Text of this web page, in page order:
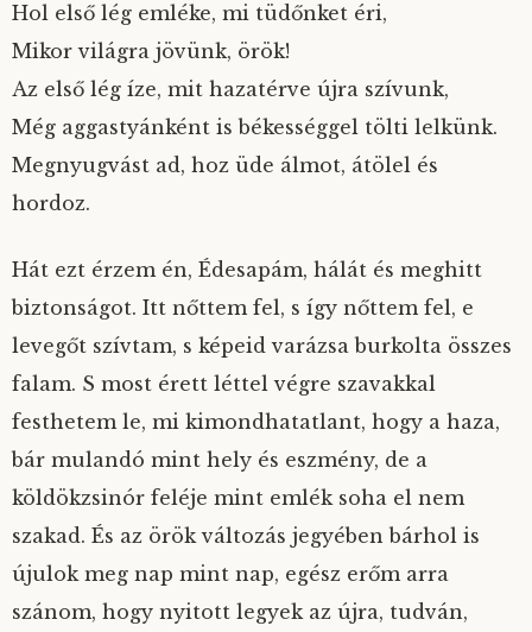
Hol első lég emléke, mi tüdőnket éri,
Mikor világra jövünk, örök!
Az első lég íze, mit hazatérve újra szívunk,
Még aggastyánként is békességgel tölti lelkünk.
Megnyugvást ad, hoz üde álmot, átölel és
hordoz.
Hát ezt érzem én, Édesapám, hálát és meghitt
biztonságot. Itt nőttem fel, s így nőttem fel, e
levegőt szívtam, s képeid varázsa burkolta összes
falam. S most érett léttel végre szavakkal
festhetem le, mi kimondhatatlant, hogy a haza,
bár mulandó mint hely és eszmény, de a
köldökzsinór feléje mint emlék soha el nem
szakad. És az örök változás jegyében bárhol is
újulok meg nap mint nap, egész erőm arra
szánom, hogy nyitott legyek az újra, tudván,